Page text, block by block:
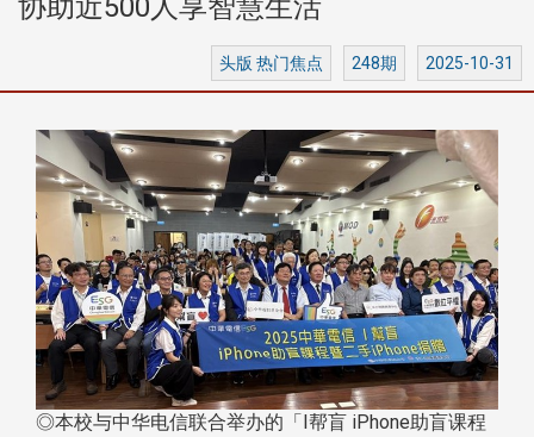
协助近500人享智慧生活
头版 热门焦点 248期 2025-10-31
◎本校与中华电信联合举办的「I帮盲 iPhone助盲课程